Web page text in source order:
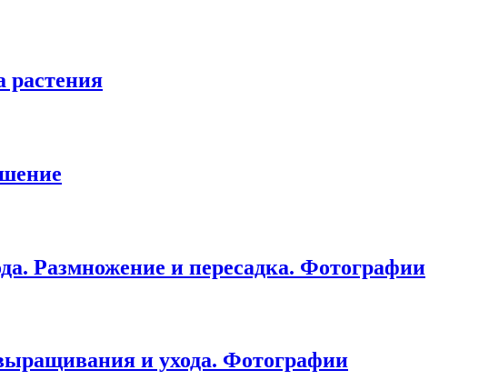
растения
Размножение и пересадка. Фотографии
и ухода. Фотографии